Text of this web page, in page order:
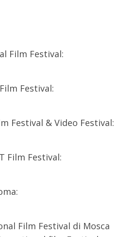
Film Festival:
Festival:
Festival & Video Festival:
Film Festival:
Film Festival di Mosca